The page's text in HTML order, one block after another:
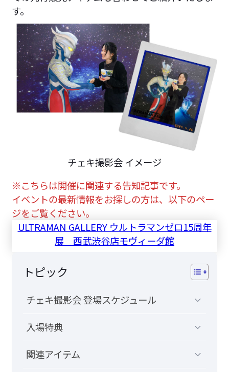
す。
チェキ撮影会 イメージ
※こちらは開催に関連する告知記事です。
イベントの最新情報をお探しの方は、以下のペー
ジをご覧ください。
ULTRAMAN GALLERY ウルトラマンゼロ15周年
展 西武渋谷店モヴィーダ館
トピック
チェキ撮影会 登場スケジュール
入場特典
関連アイテム